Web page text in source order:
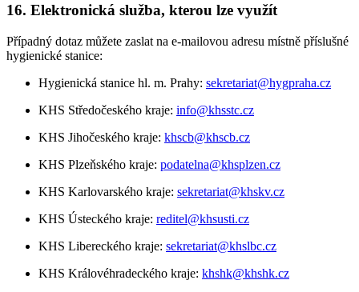
16. Elektronická služba, kterou lze využít
Případný dotaz můžete zaslat na e-mailovou adresu místně příslušné
hygienické stanice:
Hygienická stanice hl. m. Prahy: sekretariat@hygpraha.cz
KHS Středočeského kraje: info@khsstc.cz
KHS Jihočeského kraje: khscb@khscb.cz
KHS Plzeňského kraje: podatelna@khsplzen.cz
KHS Karlovarského kraje: sekretariat@khskv.cz
KHS Ústeckého kraje: reditel@khsusti.cz
KHS Libereckého kraje: sekretariat@khslbc.cz
KHS Královéhradeckého kraje: khshk@khshk.cz